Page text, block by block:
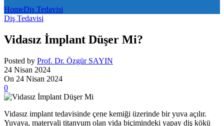
HomeDiş Tedavisi
Diş Tedavisi
Vidasız İmplant Düşer Mi?
Posted by Prof. Dr. Özgür SAYIN
24 Nisan 2024
On 24 Nisan 2024
0
Vidasız implant tedavisinde çene kemiği üzerinde bir yuva açılır.
Yuvaya, materyali titanyum olan vida biçimindeki yapay diş kökü